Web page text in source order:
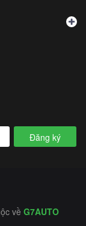
Đăng ký
về G7AUTO